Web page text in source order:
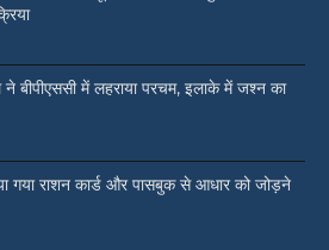
बीपीएससी में लहराया परचम, इलाके में जश्न का
गया राशन कार्ड और पासबुक से आधार को जोड़ने